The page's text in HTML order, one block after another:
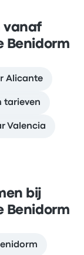
vanaf
Benidorm
Alicante
tarieven
Valencia
bij
Benidorm